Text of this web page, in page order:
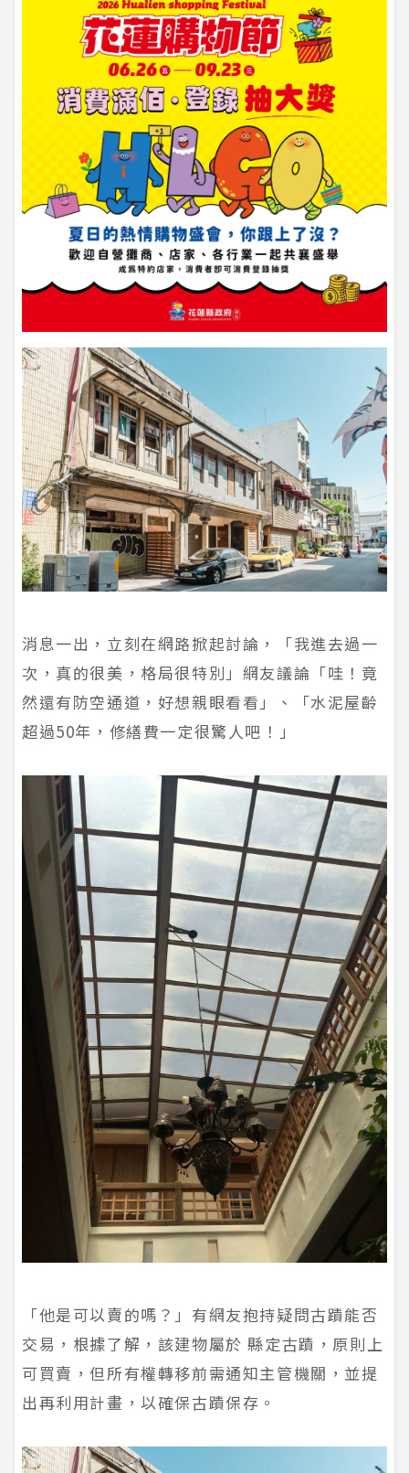
消息一出，立刻在網路掀起討論，「我進去過一
次，真的很美，格局很特別」網友議論「哇！竟
然還有防空通道，好想親眼看看」、「水泥屋齡
超過50年，修繕費一定很驚人吧！」
「他是可以賣的嗎？」有網友抱持疑問古蹟能否
交易，根據了解，該建物屬於 縣定古蹟，原則上
可買賣，但所有權轉移前需通知主管機關，並提
出再利用計畫，以確保古蹟保存。